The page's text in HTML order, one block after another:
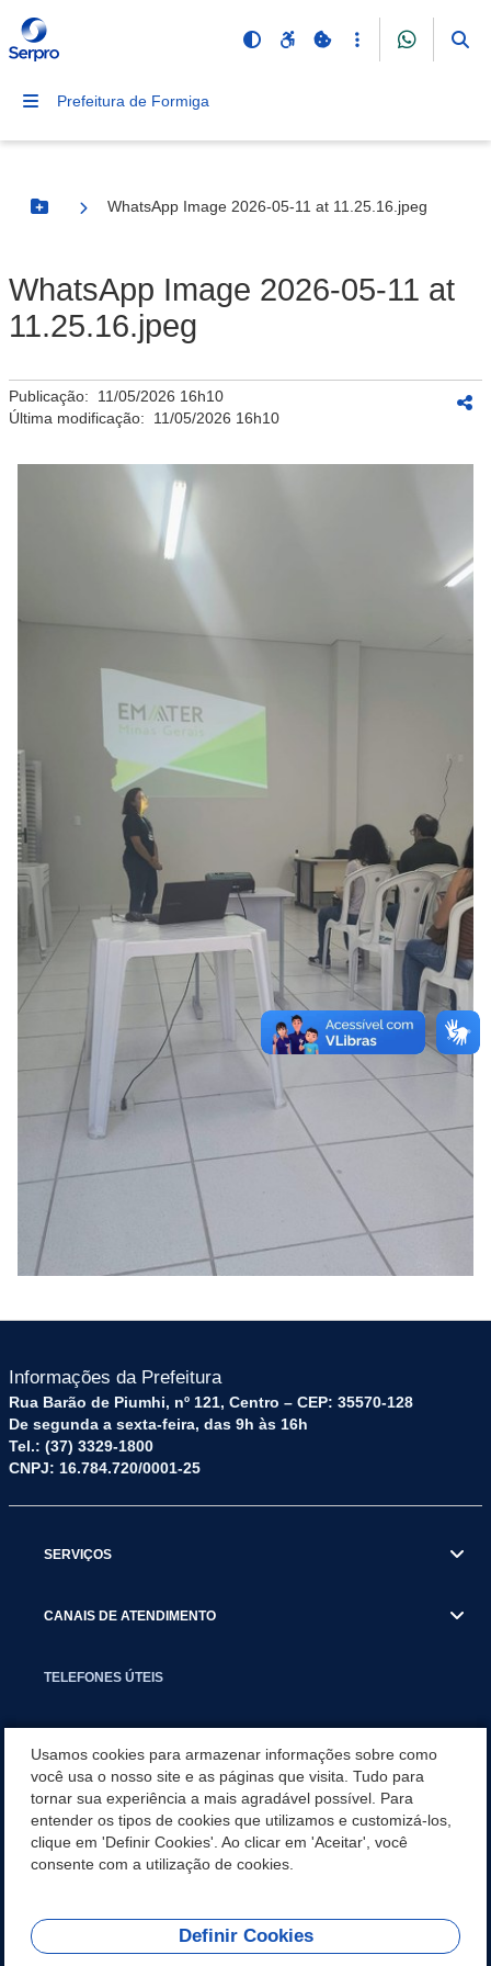
Prefeitura de Formiga
Botão Menu
WhatsApp Image 2026-05-11 at 11.25.16.jpeg
WhatsApp Image 2026-05-11 at
11.25.16.jpeg
Publicação: 11/05/2026 16h10
Última modificação: 11/05/2026 16h10
Informações da Prefeitura
Rua Barão de Piumhi, nº 121, Centro – CEP: 35570-128
De segunda a sexta-feira, das 9h às 16h
Tel.: (37) 3329-1800
CNPJ: 16.784.720/0001-25
SERVIÇOS
CANAIS DE ATENDIMENTO
TELEFONES ÚTEIS
NOTÍCIAS
APLICATIVO
REDES SOCIAIS
Usamos cookies para armazenar informações sobre como
você usa o nosso site e as páginas que visita. Tudo para
tornar sua experiência a mais agradável possível. Para
entender os tipos de cookies que utilizamos e customizá-los,
clique em 'Definir Cookies'. Ao clicar em 'Aceitar', você
consente com a utilização de cookies.
Definir Cookies